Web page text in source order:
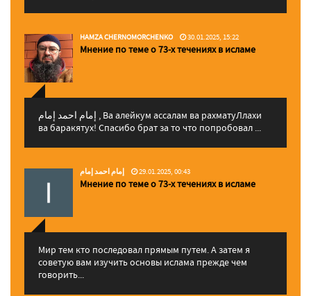
HAMZA CHERNOMORCHENKO 30.01.2025, 15:22
Мнение по теме о 73-х течениях в исламе
إمام احمد إمام , Ва алейкум ассалам ва рахматуЛлахи
ва баракятух! Спасибо брат за то что попробовал ...
إمام احمد إمام 29.01.2025, 00:43
Мнение по теме о 73-х течениях в исламе
Мир тем кто последовал прямым путем. А затем я
советую вам изучить основы ислама прежде чем
говорить...